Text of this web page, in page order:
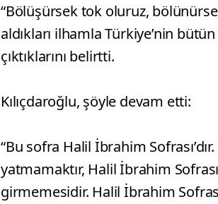
“Bölüşürsek tok oluruz,
aldıkları ilhamla Türkiye’nin
çıktıklarını belirtti.
Kılıçdaroğlu, şöyle devam etti:
“Bu sofra Halil İbrahim
yatmamaktır, Halil İbrahim
girmemesidir. Halil İbrahim